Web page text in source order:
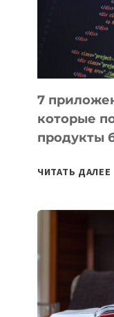
7
которые
продукты
ЧИТАТЬ ДАЛЕЕ